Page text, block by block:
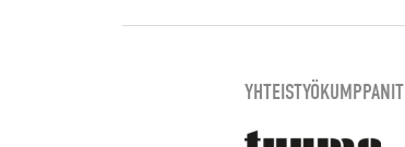
YHTEISTYÖKUMPPANIT